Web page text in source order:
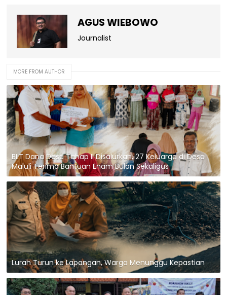
AGUS WIEBOWO
Journalist
MORE FROM AUTHOR
BLT Dana Desa Tahap II Disalurkan, 27 Keluarga di Desa
Maluli Terima Bantuan Enam Bulan Sekaligus
Lurah Turun ke Lapangan, Warga Menunggu Kepastian